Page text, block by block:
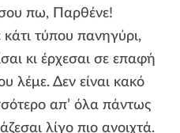
πω, Παρθένε!
τύπου πανηγύρι,
κι έρχεσαι σε επαφή
λέμε. Δεν είναι κακό
απ’ όλα πάντως
λίγο πιο ανοιχτά.